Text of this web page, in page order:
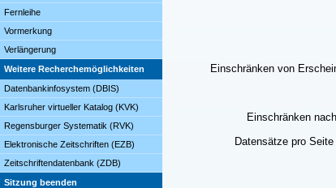
Fernleihe
Vormerkung
Verlängerung
Weitere Recherchemöglichkeiten
Datenbankinfosystem (DBIS)
Karlsruher virtueller Katalog (KVK)
Regensburger Systematik (RVK)
Elektronische Zeitschriften (EZB)
Zeitschriftendatenbank (ZDB)
Sitzung beenden
Einschränken von
Einschränken
Datensätze pro